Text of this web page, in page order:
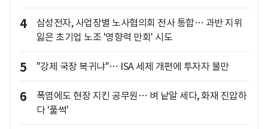
4
삼성전자, 사업장별 노사협의회 전사 통합… 과반 지위
잃은 초기업 노조 '영향력 만회' 시도
5 "강제 국장 복귀냐"… ISA 세제 개편에 투자자 불만
6
폭염에도 현장 지킨 공무원… 벼 낱알 세다, 화재 진압하
다 '풀썩'